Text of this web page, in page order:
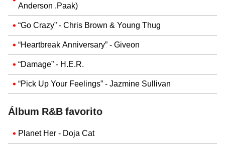
Anderson .Paak)
“Go Crazy” - Chris Brown & Young Thug
“Heartbreak Anniversary” - Giveon
“Damage” - H.E.R.
“Pick Up Your Feelings” - Jazmine Sullivan
Álbum R&B favorito
Planet Her - Doja Cat